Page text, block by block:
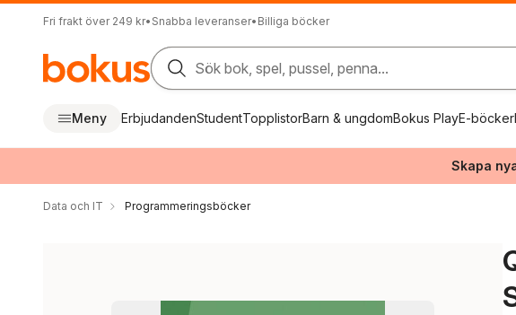
Fri frakt över 249 kr• Snabba leveranser• Billiga böcker
Sök bok, spel, pussel, penna...
Meny ErbjudandenStudentTopplistorBarn & ungdomBokus PlayE-böcker
Skapa
Data och IT Programmeringsböcker